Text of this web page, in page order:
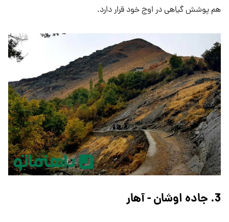
هم پوشش گیاهی در اوج خود قرار دارد.
3. جاده اوشان - آهار